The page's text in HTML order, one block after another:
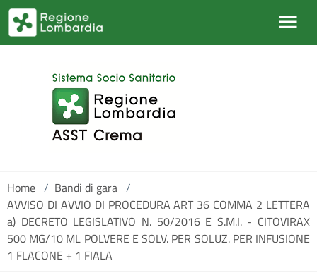
Salta al contenuto principale
Home / Bandi di gara /
AVVISO DI AVVIO DI PROCEDURA ART 36 COMMA 2 LETTERA
a) DECRETO LEGISLATIVO N. 50/2016 E S.M.I. - CITOVIRAX
500 MG/10 ML POLVERE E SOLV. PER SOLUZ. PER INFUSIONE
1 FLACONE + 1 FIALA